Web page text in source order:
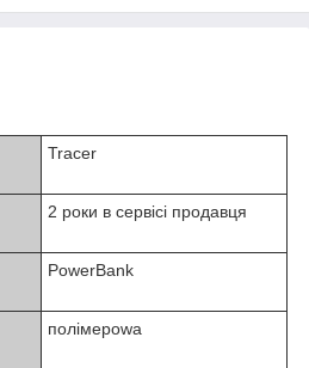
Tracer
2 роки в сервісі продавця
PowerBank
полімерowa